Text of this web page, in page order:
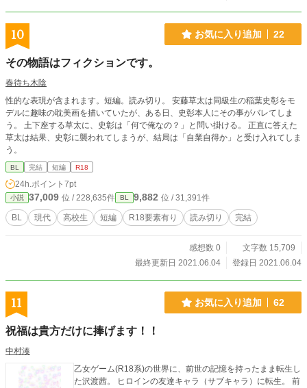
10 お気に入り追加 22
その物語はフィクションです。
春待ち木陰
性的な表現が含まれます。短編。読み切り。 安藤草太は同級生の稲葉史彰をモ
デルに趣味の耽美画を描いていたが、ある日、史彰本人にその事がバレてしま
う。 土下座する草太に、史彰は「何で俺なの？」と問い掛ける。 正直に答えた
草太は結果、史彰に襲われてしまうが、結局は「自業自得か」と受け入れてしま
う。
BL 完結 短編 R18
24h.ポイント 7pt
小説 37,009 位 / 228,635件 BL 9,882 位 / 31,391件
BL 現代 高校生 短編 R18要素有り 読み切り 完結
感想数 0
文字数 15,709
最終更新日 2021.06.04
登録日 2021.06.04
11 お気に入り追加 62
祝福は貴方だけに捧げます！！
中村湊
乙女ゲーム(R18系)の世界に、前世の記憶を持ったまま転生し
た沢渡茜。 ヒロインの友達キャラ（サブキャラ）に転生。 前